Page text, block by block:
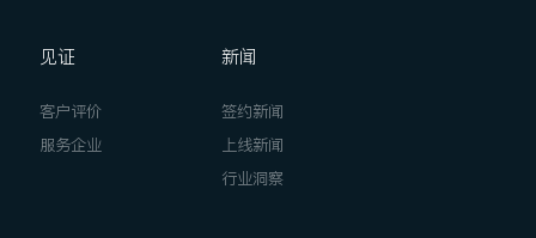
见证
客户评价
服务企业
新闻
签约新闻
上线新闻
行业洞察